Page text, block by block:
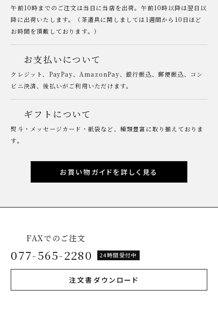
午前10時までのご注文は当日に当店を出荷。午前10時以降は翌日以
降に出荷いたします。（茶道具に関しましては1週間から10日ほど
お時間を頂戴しております。）
お支払いについて
クレジット、PayPay、AmazonPay、銀行振込、郵便振込、コン
ビニ決済、後払いがご利用いただけます。
ギフトについて
熨斗・メッセージカード・紙袋など、種類豊富に取り揃えておりま
す。
お買い物ガイドを詳しく見る
FAXでのご注文
077-565-2280 24時間受付中
注文書ダウンロード